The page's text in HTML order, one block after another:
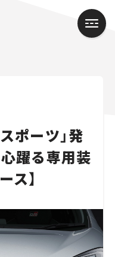
ポーツ」発
躍る専用装
ス】